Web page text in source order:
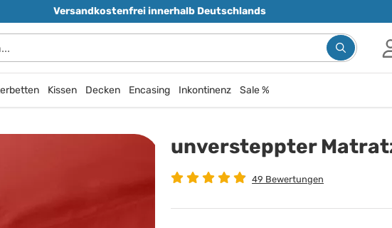
Versandkostenfrei innerhalb Deutschlands
Kissen Decken Encasing Inkontinenz Sale %
unversteppter
49 Bewertungen